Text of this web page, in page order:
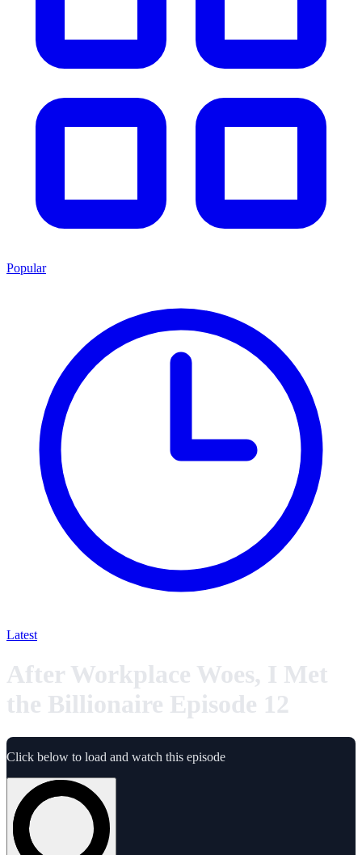
Popular
Latest
After Workplace Woes, I Met
the Billionaire Episode 12
Click below to load and watch this episode